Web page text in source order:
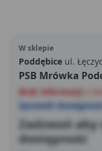
W sklepie
Poddębice ul.
PSB Mrówka
Brak informacji
Sprawdź
Zadzwoń aby
dostępność